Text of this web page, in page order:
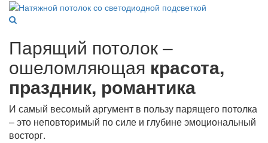
Парящий потолок –
ошеломляющая красота,
праздник, романтика
И самый весомый аргумент в пользу парящего потолка
– это неповторимый по силе и глубине эмоциональный
восторг.